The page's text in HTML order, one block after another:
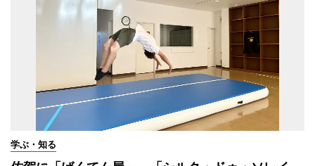
学ぶ・知る